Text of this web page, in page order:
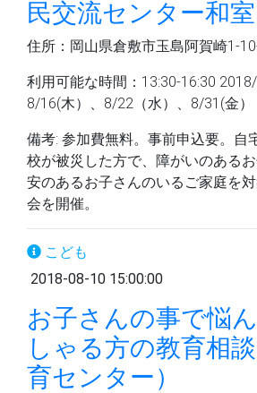
民交流センター和室
住所：岡山県倉敷市玉島阿賀崎1-
利用可能な時間：13:30-16:30 2018/
8/16(木）、8/22（水）、8/31(金）
備考: 参加費無料。事前申込要。自
校が被災した方で、障がいのある
安のあるお子さんのいるご家庭を
会を開催。
こども
2018-08-10 15:00:00
お子さんの事で悩
しゃる方の教育相
育センター）